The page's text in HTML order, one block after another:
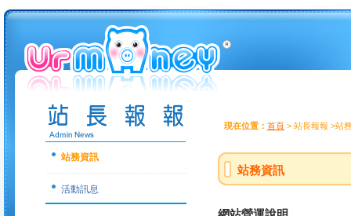
站務資訊
活動訊息
現在位置： 首頁> 站長報報 >站
站務資訊